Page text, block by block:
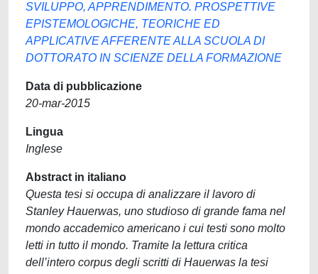
SVILUPPO, APPRENDIMENTO. PROSPETTIVE
EPISTEMOLOGICHE, TEORICHE ED
APPLICATIVE AFFERENTE ALLA SCUOLA DI
DOTTORATO IN SCIENZE DELLA FORMAZIONE
Data di pubblicazione
20-mar-2015
Lingua
Inglese
Abstract in italiano
Questa tesi si occupa di analizzare il lavoro di
Stanley Hauerwas, uno studioso di grande fama nel
mondo accademico americano i cui testi sono molto
letti in tutto il mondo. Tramite la lettura critica
dell’intero corpus degli scritti di Hauerwas la tesi